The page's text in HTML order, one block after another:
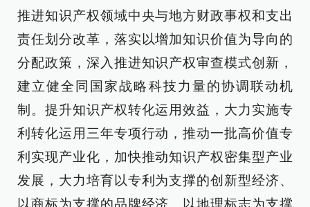
推进知识产权领域中央与地方财政事权和支出
责任划分改革，落实以增加知识价值为导向的
分配政策，深入推进知识产权审查模式创新，
建立健全同国家战略科技力量的协调联动机
制。提升知识产权转化运用效益，大力实施专
利转化运用三年专项行动，推动一批高价值专
利实现产业化，加快推动知识产权密集型产业
发展，大力培育以专利为支撑的创新型经济、
以商标为支撑的品牌经济、以地理标志为支撑